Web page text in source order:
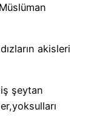
akisleri
şeytan